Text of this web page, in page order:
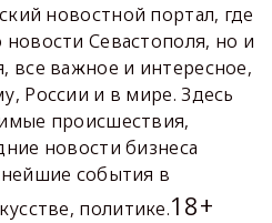
новостной портал, где
Севастополя, но и
все важное и интересное,
России и в мире. Здесь
происшествия,
новости бизнеса
события в
политике.18+